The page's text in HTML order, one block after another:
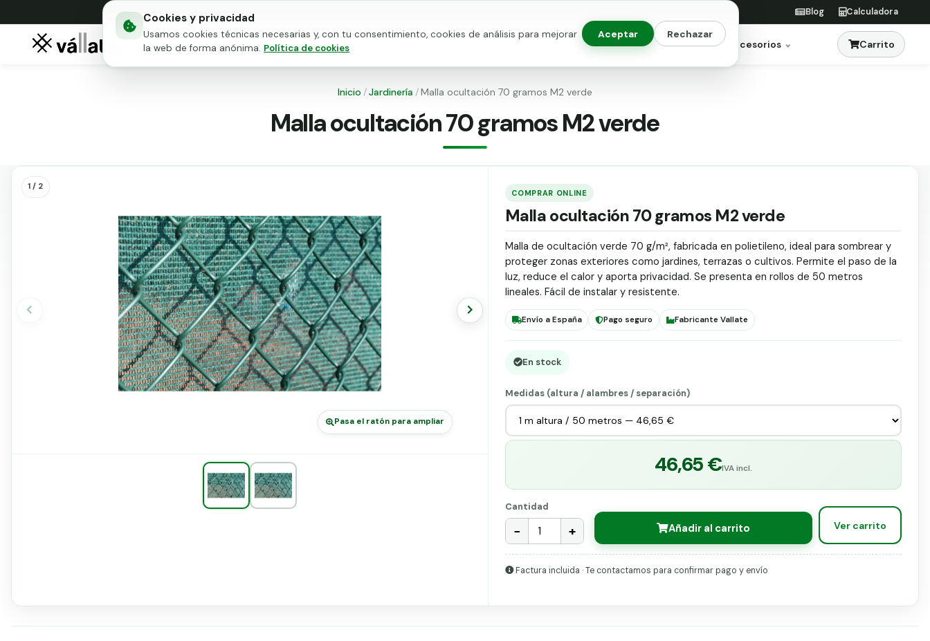
Cookies y privacidad
Usamos cookies técnicas necesarias y, con tu consentimiento, cookies de análisis para mejorar
la web de forma anónima. Política de cookies
Aceptar Rechazar
Blog Calculadora
Mallas metálicas Puertas para vallado Alambres Jardinería Accesorios Carrito
Inicio /Jardinería /Malla ocultación 70 gramos M2 verde
Malla ocultación 70 gramos M2 verde
1 / 2
Pasa el ratón para ampliar
Malla
ocultación
COMPRAR ONLINE
Malla ocultación 70 gramos M2 verde
Malla de ocultación verde 70 g/m², fabricada en polietileno, ideal para sombrear y
proteger zonas exteriores como jardines, terrazas o cultivos. Permite el paso de la
luz, reduce el calor y aporta privacidad. Se presenta en rollos de 50 metros
lineales. Fácil de instalar y resistente.
Envío a España Pago seguro Fabricante Vallate
En stock
Medidas (altura / alambres / separación)
46,65 €IVA incl.
Cantidad
− + Añadir al carrito Ver carrito
Factura incluida · Te contactamos para confirmar pago y envío